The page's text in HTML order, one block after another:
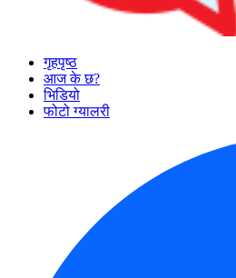
गृहपृष्ठ
आज के छ?
भिडियो
फोटो ग्यालरी